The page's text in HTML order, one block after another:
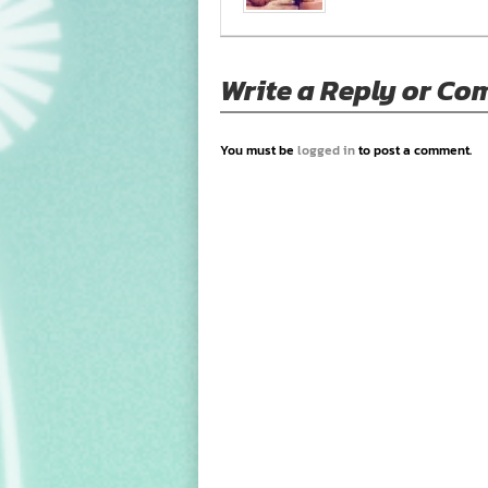
Write a Reply or
You must be logged into post a comment.